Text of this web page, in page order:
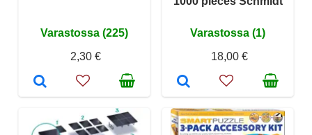
Varastossa (225)
2,30 €
Varastossa (1)
18,00 €